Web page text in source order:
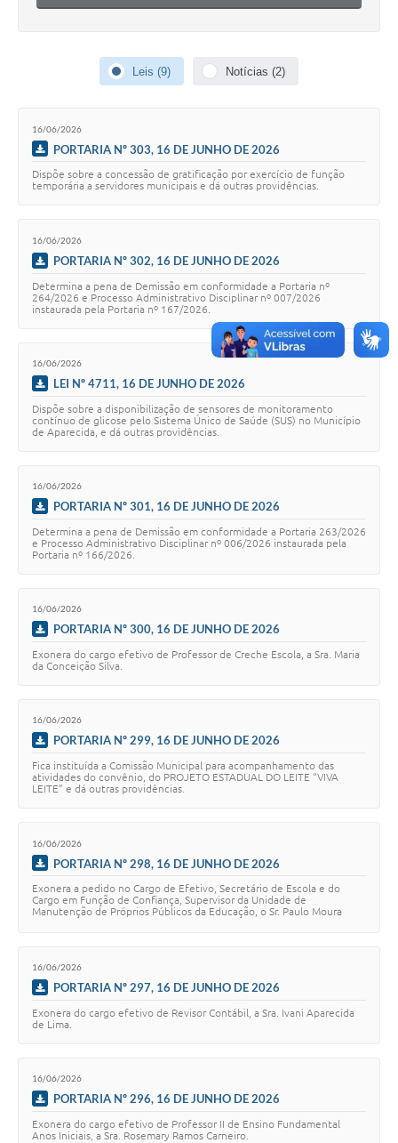
Arquivos para Download
Projetos
Participe mais
Editais
Telefones Úteis
Jornal
Diário Oficial
Notícias
FAQ
Leis (9) Notícias (2)
16/06/2026
PORTARIA Nº 303, 16 DE JUNHO DE 2026
Dispõe sobre a concessão de gratificação por exercício de função
temporária a servidores municipais e dá outras providências.
16/06/2026
PORTARIA Nº 302, 16 DE JUNHO DE 2026
Determina a pena de Demissão em conformidade a Portaria nº
264/2026 e Processo Administrativo Disciplinar nº 007/2026
instaurada pela Portaria nº 167/2026.
16/06/2026
LEI Nº 4711, 16 DE JUNHO DE 2026
Dispõe sobre a disponibilização de sensores de monitoramento
contínuo de glicose pelo Sistema Único de Saúde (SUS) no Município
de Aparecida, e dá outras providências.
16/06/2026
PORTARIA Nº 301, 16 DE JUNHO DE 2026
Determina a pena de Demissão em conformidade a Portaria 263/2026
e Processo Administrativo Disciplinar nº 006/2026 instaurada pela
Portaria nº 166/2026.
16/06/2026
PORTARIA Nº 300, 16 DE JUNHO DE 2026
Exonera do cargo efetivo de Professor de Creche Escola, a Sra. Maria
da Conceição Silva.
16/06/2026
PORTARIA Nº 299, 16 DE JUNHO DE 2026
Fica instituída a Comissão Municipal para acompanhamento das
atividades do convênio, do PROJETO ESTADUAL DO LEITE “VIVA
LEITE” e dá outras providências.
16/06/2026
PORTARIA Nº 298, 16 DE JUNHO DE 2026
Exonera a pedido no Cargo de Efetivo, Secretário de Escola e do
Cargo em Função de Confiança, Supervisor da Unidade de
Manutenção de Próprios Públicos da Educação, o Sr. Paulo Moura
16/06/2026
PORTARIA Nº 297, 16 DE JUNHO DE 2026
Exonera do cargo efetivo de Revisor Contábil, a Sra. Ivani Aparecida
de Lima.
16/06/2026
PORTARIA Nº 296, 16 DE JUNHO DE 2026
Exonera do cargo efetivo de Professor II de Ensino Fundamental
Anos Iniciais, a Sra. Rosemary Ramos Carneiro.